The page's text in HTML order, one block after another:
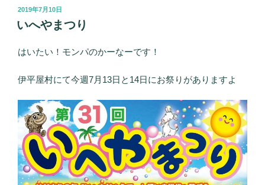
投
稿
日:
2019年7月10日
いへやまつり
はいたい！モンパのかーなーです！
伊平屋村にて今週7月13日と14日にお祭りがありますよ